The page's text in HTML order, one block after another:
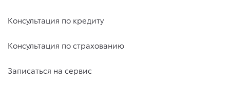
Консультация по кредиту
Консультация по страхованию
Записаться на сервис